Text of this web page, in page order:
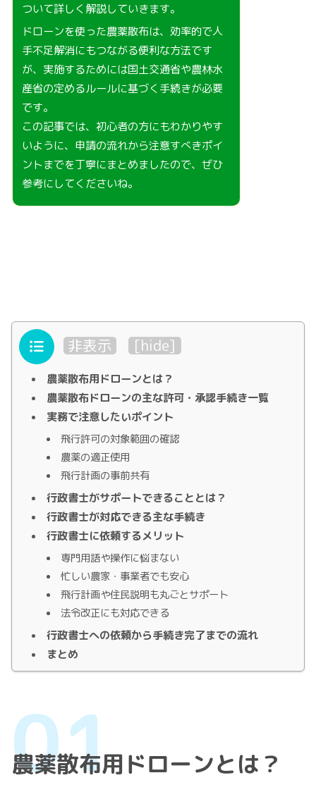
ついて詳しく解説していきます。
ドローンを使った農薬散布は、効率的で人
手不足解消にもつながる便利な方法です
が、実施するためには国土交通省や農林水
産省の定めるルールに基づく手続きが必要
です。
この記事では、初心者の方にもわかりやす
いように、申請の流れから注意すべきポイ
ントまでを丁寧にまとめましたので、ぜひ
参考にしてくださいね。
目次 非表示 [hide]
農薬散布用ドローンとは？
農薬散布ドローンの主な許可・承認手続き一覧
実務で注意したいポイント
飛行許可の対象範囲の確認
農薬の適正使用
飛行計画の事前共有
行政書士がサポートできることとは？
行政書士が対応できる主な手続き
行政書士に依頼するメリット
専門用語や操作に悩まない
忙しい農家・事業者でも安心
飛行計画や住民説明も丸ごとサポート
法令改正にも対応できる
行政書士への依頼から手続き完了までの流れ
まとめ
農薬散布用ドローンとは？